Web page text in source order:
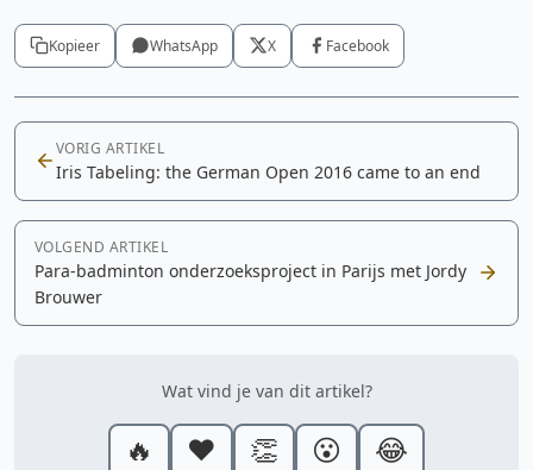
Kopieer WhatsApp X Facebook
VORIG ARTIKEL
Iris Tabeling: the German Open 2016 came to an end
VOLGEND ARTIKEL
Para-badminton onderzoeksproject in Parijs met Jordy
Brouwer
Wat vind je van dit artikel?
🔥 ❤️ 👏 😮 😂